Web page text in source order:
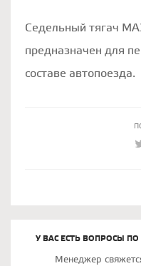
Седельный тягач
предназначен для
составе автопоезда.
У ВАС ЕСТЬ ВОПРОСЫ
Менеджер